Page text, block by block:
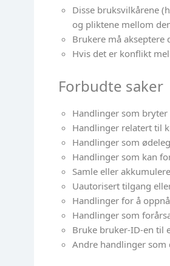
Disse bruksvilkårene
og pliktene mellom
Brukere må akseptere
Hvis det er konflikt
Forbudte saker
Handlinger som
Handlinger relatert til
Handlinger som
Handlinger som kan
Samle eller
Uautorisert tilgang
Handlinger for å
Handlinger som
Bruke bruker-ID-en til
Andre handlinger som